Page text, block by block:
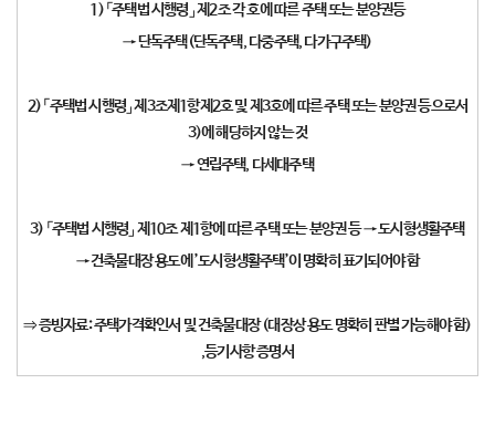
1)「주택법 시행령」제 2조 각 호에 따른 주택 또는 분양권등
→단독주택(단독주택,다중주택,다가구주택)
2)「주택법 시행령」제 3조제 1항제 2호 및 제3호에 따른 주택 또는 분양권등으로서
3)에 해당하지 않는 것
→연립주택, 다세대주택
3) 「주택법 시행령」 제10조 제1항에 따른 주택 또는 분양권 등 → 도시형생활주택
→건축물대장 용도에 ’도시형생활주택’이 명확히 표기되어야 함
⇒증빙자료:주택가격확인서 및 건축물대장(대장상 용도 명확히 판별 가능해야 함)
,등기사항 증명서